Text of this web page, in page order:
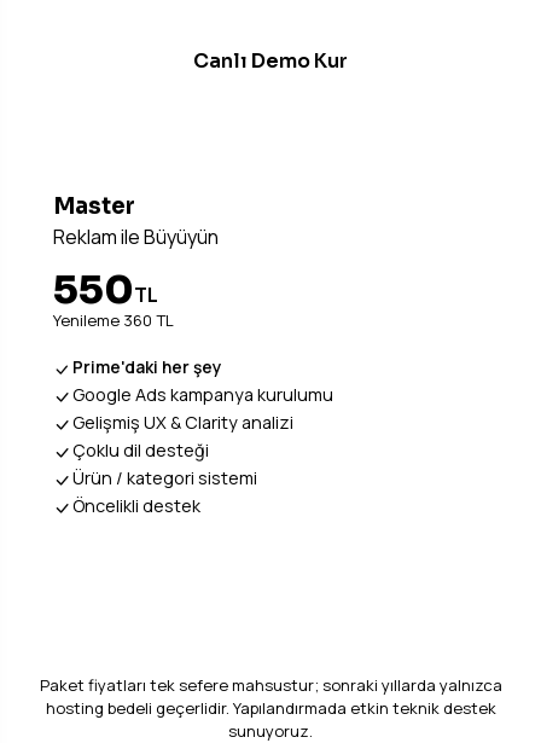
Canlı Demo Kur
Master
Reklam ile Büyüyün
550TL
Yenileme 360 TL
Prime'daki her şey
Google Ads kampanya kurulumu
Gelişmiş UX & Clarity analizi
Çoklu dil desteği
Ürün / kategori sistemi
Öncelikli destek
Paket fiyatları tek sefere mahsustur; sonraki yıllarda yalnızca
hosting bedeli geçerlidir. Yapılandırmada etkin teknik destek
sunuyoruz.